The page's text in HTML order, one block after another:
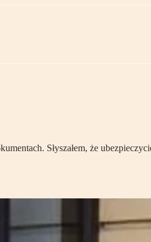
Słyszałem, że